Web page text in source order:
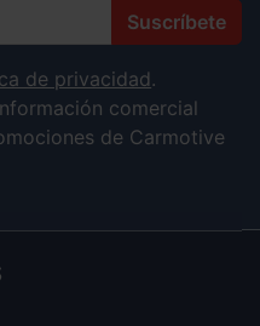
Suscríbete
de privacidad.
comercial
de Carmotive